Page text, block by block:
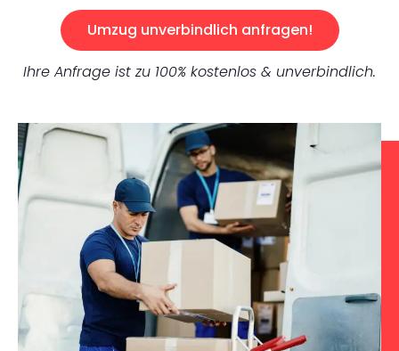
Umzug unverbindlich anfragen!
Ihre Anfrage ist zu 100% kostenlos & unverbindlich.